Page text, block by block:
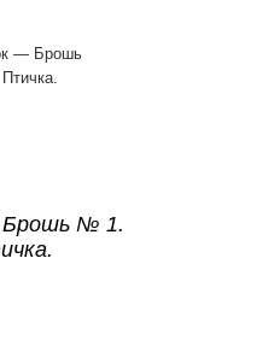
№ 1.